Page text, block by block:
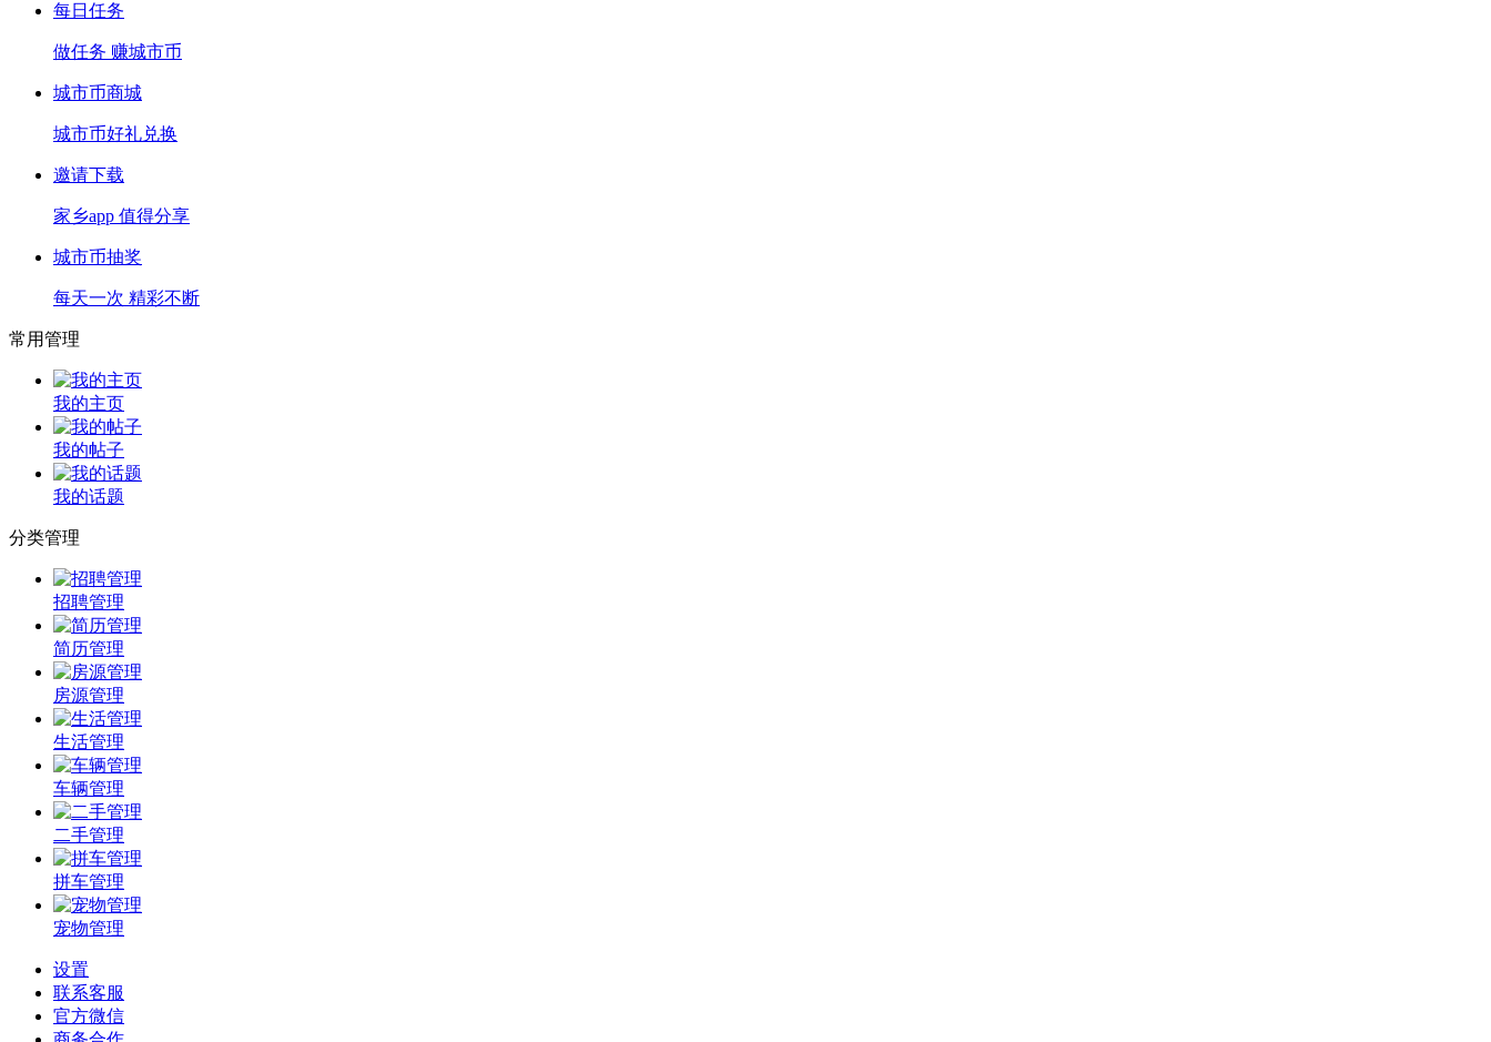
每日任务
做任务 赚城市币
城市币商城
城市币好礼兑换
邀请下载
家乡app 值得分享
城市币抽奖
每天一次 精彩不断
常用管理
我的主页
我的帖子
我的话题
分类管理
招聘管理
简历管理
房源管理
生活管理
车辆管理
二手管理
拼车管理
宠物管理
设置
联系客服
官方微信